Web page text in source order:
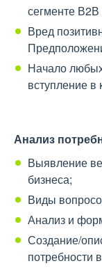
сегменте
Вред
Начало
вступление в
Анализ
Выявление
бизнеса;
Виды
Анализ и
Создание/
потребности